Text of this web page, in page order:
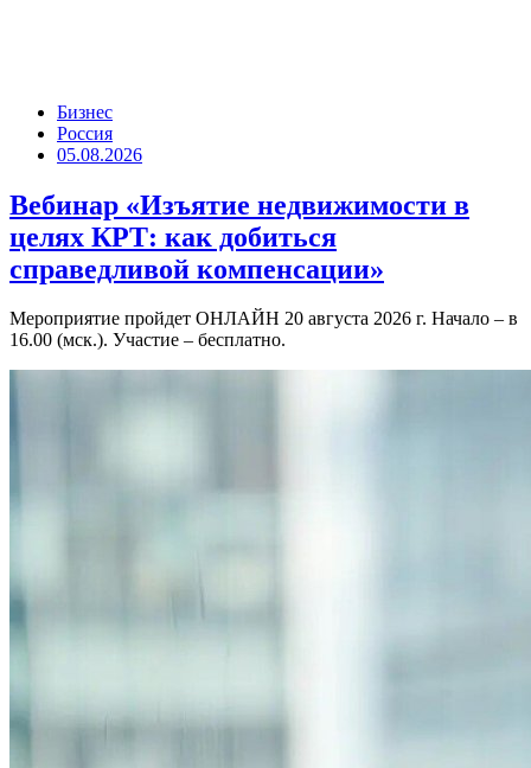
Бизнес
Россия
05.08.2026
Вебинар «Изъятие недвижимости в
целях КРТ: как добиться
справедливой компенсации»
Мероприятие пройдет ОНЛАЙН 20 августа 2026 г. Начало – в
16.00 (мск.). Участие – бесплатно.